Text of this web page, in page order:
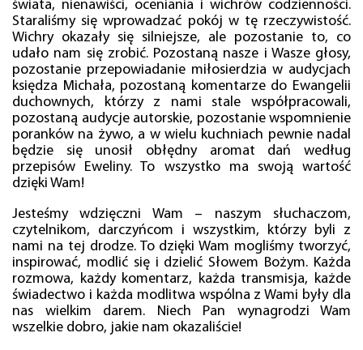
świata, nienawiści, oceniania i wichrów codzienności.
Staraliśmy się wprowadzać pokój w tę rzeczywistość.
Wichry okazały się silniejsze, ale pozostanie to, co
udało nam się zrobić. Pozostaną nasze i Wasze głosy,
pozostanie przepowiadanie miłosierdzia w audycjach
księdza Michała, pozostaną komentarze do Ewangelii
duchownych, którzy z nami stale współpracowali,
pozostaną audycje autorskie, pozostanie wspomnienie
poranków na żywo, a w wielu kuchniach pewnie nadal
będzie się unosił obłędny aromat dań według
przepisów Eweliny. To wszystko ma swoją wartość
dzięki Wam!
Jesteśmy wdzięczni Wam – naszym słuchaczom,
czytelnikom, darczyńcom i wszystkim, którzy byli z
nami na tej drodze. To dzięki Wam mogliśmy tworzyć,
inspirować, modlić się i dzielić Słowem Bożym. Każda
rozmowa, każdy komentarz, każda transmisja, każde
świadectwo i każda modlitwa wspólna z Wami były dla
nas wielkim darem. Niech Pan wynagrodzi Wam
wszelkie dobro, jakie nam okazaliście!